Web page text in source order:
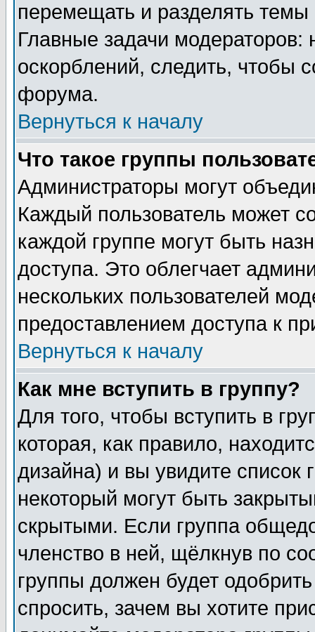
перемещать и разделять
Главные задачи
оскорблений, следить, чтобы
форума.
Вернуться к началу
Что такое группы
Администраторы могут
Каждый пользователь может
каждой группе могут быть
доступа. Это облегчает
нескольких пользователей
предоставлением доступа к
Вернуться к началу
Как мне вступить в группу?
Для того, чтобы вступить в
которая, как правило,
дизайна) и вы увидите список
некоторый могут быть
скрытыми. Если группа
членство в ней, щёлкнув по
группы должен будет
спросить, зачем вы хотите